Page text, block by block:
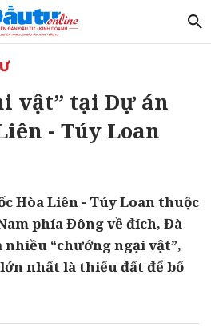
vật” tại Dự án
- Túy Loan
Hòa Liên - Túy Loan thuộc
phía Đông về đích, Đà
“chướng ngại vật”,
nhất là thiếu đất để bố